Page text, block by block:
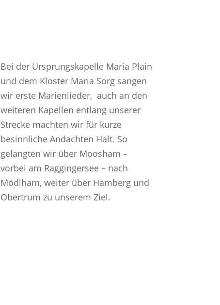
Bei der Ursprungskapelle Maria Plain
und dem Kloster Maria Sorg sangen
wir erste Marienlieder, auch an den
weiteren Kapellen entlang unserer
Strecke machten wir für kurze
besinnliche Andachten Halt. So
gelangten wir über Moosham –
vorbei am Raggingersee – nach
Mödlham, weiter über Hamberg und
Obertrum zu unserem Ziel.